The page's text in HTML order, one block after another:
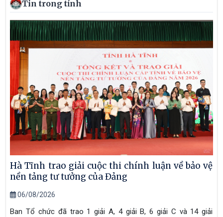
Tin trong tỉnh
Hà Tĩnh trao giải cuộc thi chính luận về bảo vệ
nền tảng tư tưởng của Đảng
06/08/2026
Ban Tổ chức đã trao 1 giải A, 4 giải B, 6 giải C và 14 giải